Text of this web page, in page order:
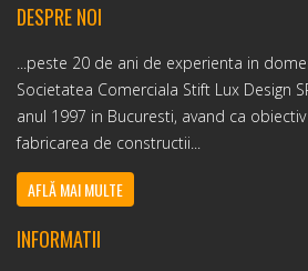
DESPRE NOI
...peste 20 de ani de experienta in
Societatea Comerciala Stift Lux Design
anul 1997 in Bucuresti, avand ca
fabricarea de constructii...
AFLĂ MAI MULTE
INFORMATII